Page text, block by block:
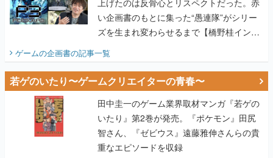
ゲームの企画書の記事一覧
若ゲのいたり〜ゲームクリエイターの青春〜
田中圭一のゲーム業界取材マンガ『若ゲの
いたり』第2巻が発売。『ポケモン』田尻
智さん、『ゼビウス』遠藤雅伸さんらの貴
重なエピソードを収録
【田中圭一連載：アイマス/ガンダム 戦場
の絆 編】わがままな王様のわがままなニー